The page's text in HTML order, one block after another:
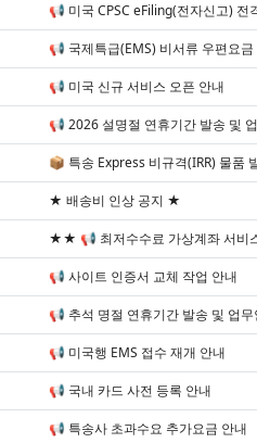
📢 미국 CPSC eFiling(전자신고) 전
📢 국제특급(EMS) 비서류 우편요금
📢 미국 신규 서비스 오픈 안내
📢 2026 설명절 연휴기간 발송 및
📦 특송 Express 비규격(IRR) 물품
★ 배송비 인상 공지 ★
★★ 📢 최저수수료 가상계좌 서비
📢 사이트 인증서 교체 작업 안내
📢 추석 명절 연휴기간 발송 및 업무
📢 미국행 EMS 접수 재개 안내
📢 국내 카드 사전 등록 안내
📢 특송사 초과수요 추가요금 안내